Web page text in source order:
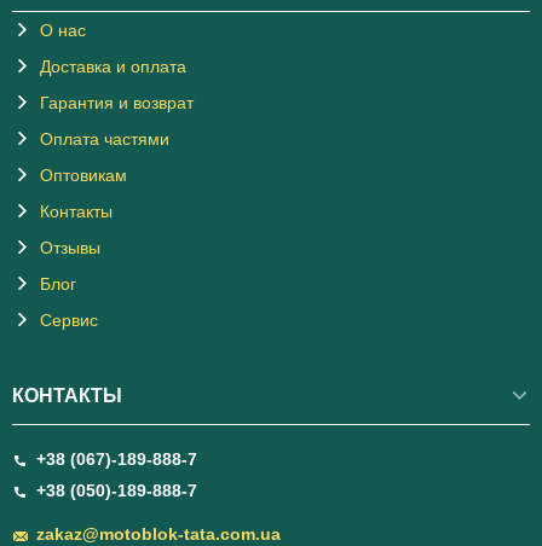
О нас
Доставка и оплата
Гарантия и возврат
Оплата частями
Оптовикам
Контакты
Отзывы
Блог
Сервис
КОНТАКТЫ
+38 (067)-189-888-7
+38 (050)-189-888-7
zakaz@motoblok-tata.com.ua